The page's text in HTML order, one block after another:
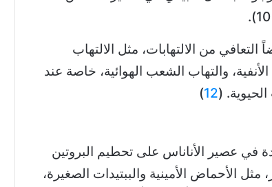
التعافي من الالتهابات، مثل الالتهاب
والتهاب الشعب الهوائية، خاصة عند
(
12
)
في عصير الأناناس على تحطيم البروتين
الأحماض الأمينية والببتيدات الصغيرة،